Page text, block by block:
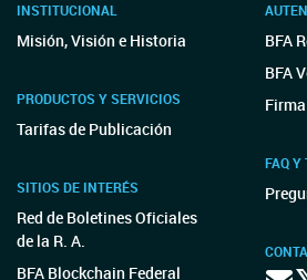
INSTITUCIONAL
Misión, Visión e Historia
PRODUCTOS Y SERVICIOS
Tarifas de Publicación
SITIOS DE INTERÉS
Red de Boletines Oficiales
de la R. A.
BFA Blockchain Federal
BFA
BFA
FAQ Y